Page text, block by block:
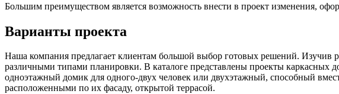
Большим преимуществом является возможность внести в проект изменения,
Варианты проекта
Наша компания предлагает клиентам большой выбор готовых решений. Изучив
различными типами планировки. В каталоге представлены проекты каркасных
одноэтажный домик для одного-двух человек или двухэтажный, способный
расположенными по их фасаду, открытой террасой.